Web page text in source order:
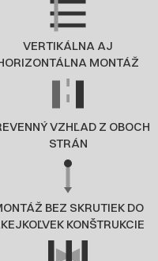
VERTIKÁLNA AJ
MONTÁŽ
VZHĽAD Z OBOCH
STRÁN
BEZ SKRUTIEK DO
KONŠTRUKCIE